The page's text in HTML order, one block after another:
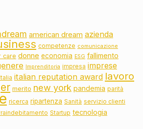
american dream azienda
competenze comunicazione
care donne economia ESG fallimento
Imprenditoria impresa imprese
Italia italian reputation award lavoro
merito new york pandemia parità
ricerca ripartenza Sanità servizio clienti
Startup tecnologia